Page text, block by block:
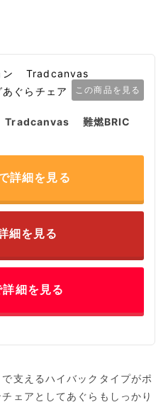
この商品を見る
Tradcanvas 難燃BRIC
詳細を見る
細を見る
細を見る
支えるハイバックタイプがポ
ェアとしてあぐらもしっかり